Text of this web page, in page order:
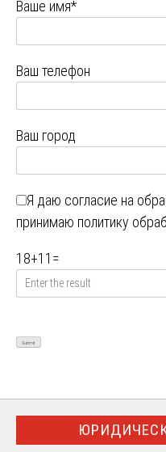
Ваше имя*
Ваш телефон
Ваш город
Я даю согласие на
принимаю политику
18+11 =